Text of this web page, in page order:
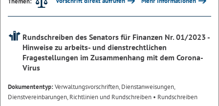
Rundschreiben des Senators für Finanzen Nr. 01/2023 -
Hinweise zu arbeits- und dienstrechtlichen
Fragestellungen im Zusammenhang mit dem Corona-
Virus
Dokumententyp:Verwaltungsvorschriften, Dienstanweisungen,
Dienstvereinbarungen, Richtlinien und Rundschreiben • Rundschreiben